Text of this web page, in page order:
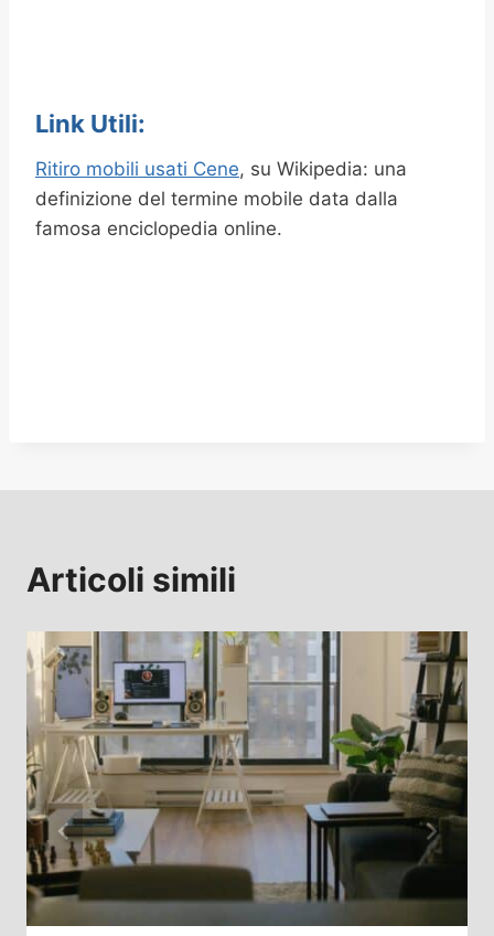
Link Utili:
Ritiro mobili usati Cene, su Wikipedia: una
definizione del termine mobile data dalla
famosa enciclopedia online.
Articoli simili